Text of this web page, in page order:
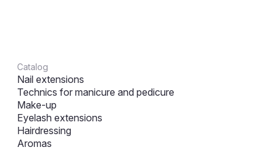
Catalog
Nail extensions
Technics for manicure and pedicure
Make-up
Eyelash extensions
Hairdressing
Aromas